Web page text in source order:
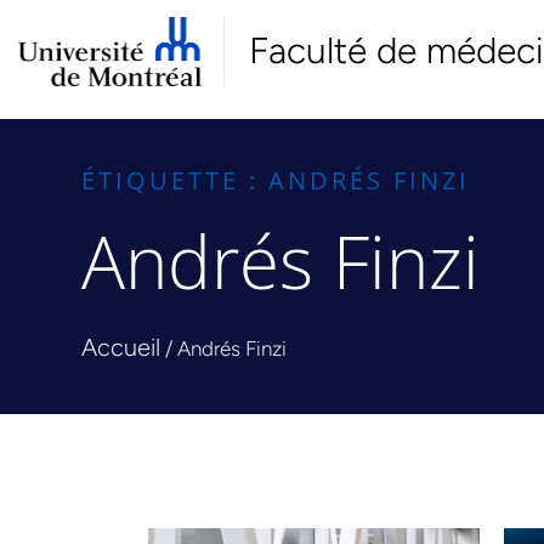
Faculté de
ÉTIQUETTE : ANDRÉS FINZI
Andrés Finzi
Accueil /Andrés Finzi